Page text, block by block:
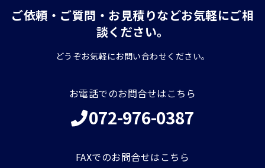
ご依頼・ご質問・お見積りなどお気軽にご相
談ください。
どうぞお気軽にお問い合わせください。
お電話でのお問合せはこちら
072-976-0387
FAXでのお問合せはこちら